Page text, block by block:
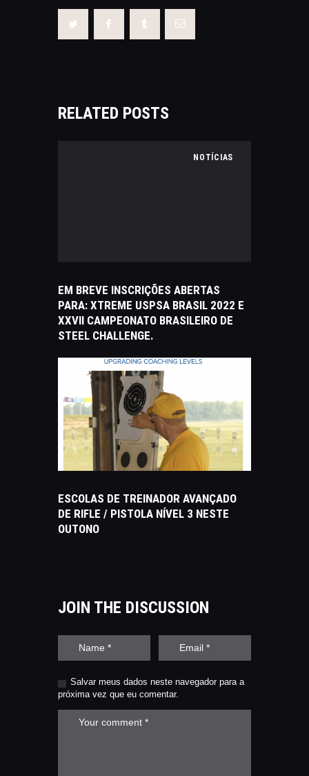
RELATED POSTS
NOTÍCIAS
EM BREVE INSCRIÇÕES ABERTAS
PARA: XTREME USPSA BRASIL 2022 E
XXVII CAMPEONATO BRASILEIRO DE
STEEL CHALLENGE.
ESCOLAS DE TREINADOR AVANÇADO
DE RIFLE / PISTOLA NÍVEL 3 NESTE
OUTONO
JOIN THE DISCUSSION
Salvar meus dados neste navegador para a
próxima vez que eu comentar.